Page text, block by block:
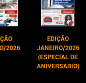
2026
EDIÇÃO
JANEIRO/2026
(ESPECIAL DE
ANIVERSÁRIO)